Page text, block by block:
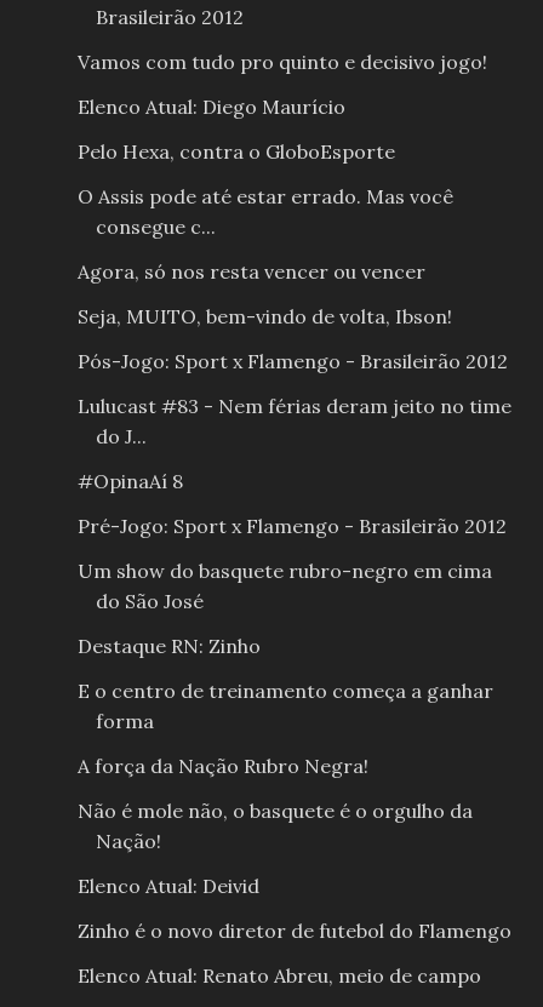
Brasileirão 2012
Vamos com tudo pro quinto e decisivo jogo!
Elenco Atual: Diego Maurício
Pelo Hexa, contra o GloboEsporte
O Assis pode até estar errado. Mas você
consegue c...
Agora, só nos resta vencer ou vencer
Seja, MUITO, bem-vindo de volta, Ibson!
Pós-Jogo: Sport x Flamengo - Brasileirão 2012
Lulucast #83 - Nem férias deram jeito no time
do J...
#OpinaAí 8
Pré-Jogo: Sport x Flamengo - Brasileirão 2012
Um show do basquete rubro-negro em cima
do São José
Destaque RN: Zinho
E o centro de treinamento começa a ganhar
forma
A força da Nação Rubro Negra!
Não é mole não, o basquete é o orgulho da
Nação!
Elenco Atual: Deivid
Zinho é o novo diretor de futebol do Flamengo
Elenco Atual: Renato Abreu, meio de campo